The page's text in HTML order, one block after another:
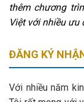
thêm chương
Việt với nhiều ưu
ĐĂNG KÝ
Với nhiều năm